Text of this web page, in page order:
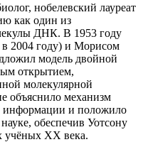
нобелевский лауреат
как один из
ДНК. В 1953 году
2004 году) и Морисом
модель двойной
открытием,
молекулярной
объяснило механизм
информации и положило
обеспечив Уотсону
учёных XX века.